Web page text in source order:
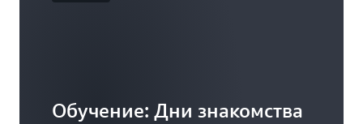
Обучение: Дни знакомства